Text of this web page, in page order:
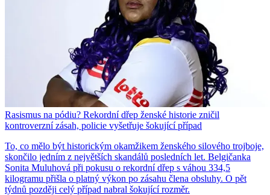
Rasismus na pódiu? Rekordní dřep ženské historie zničil
kontroverzní zásah, policie vyšetřuje šokující případ
To, co mělo být historickým okamžikem ženského silového trojboje,
skončilo jedním z největších skandálů posledních let. Belgičanka
Sonita Muluhová při pokusu o rekordní dřep s váhou 334,5
kilogramu přišla o platný výkon po zásahu člena obsluhy. O pět
týdnů později celý případ nabral šokující rozměr.